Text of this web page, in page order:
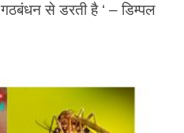
गठबंधन से डरती है ‘ – डिम्पल